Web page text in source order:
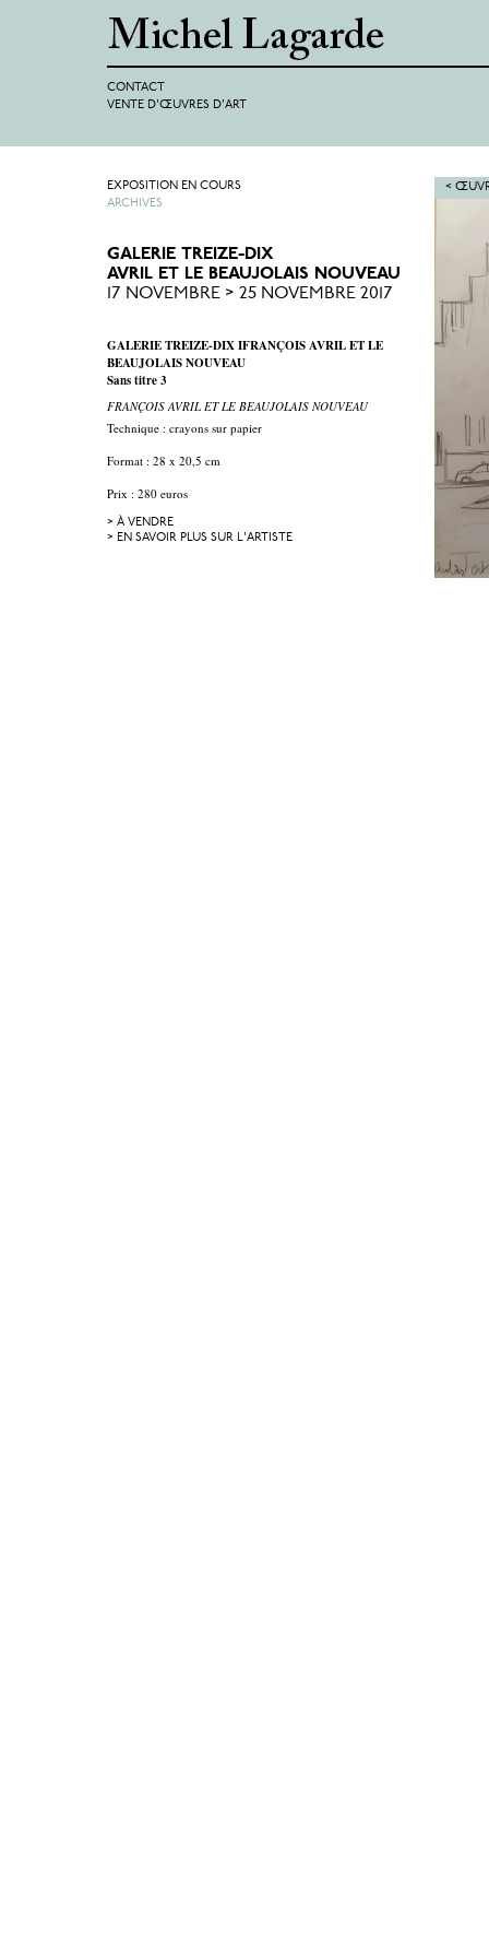
CONTACT
VENTE D'ŒUVRES D'ART
<
EXPOSITION EN COURS
ARCHIVES
GALERIE TREIZE-DIX
AVRIL ET LE BEAUJOLAIS NOUVEAU
17 NOVEMBRE > 25 NOVEMBRE 2017
GALERIE TREIZE-DIX IFRANÇOIS AVRIL ET LE
BEAUJOLAIS NOUVEAU
Sans titre 3
FRANÇOIS AVRIL ET LE BEAUJOLAIS NOUVEAU
Technique : crayons sur papier
Format : 28 x 20,5 cm
Prix : 280 euros
> À VENDRE
> EN SAVOIR PLUS SUR L'ARTISTE